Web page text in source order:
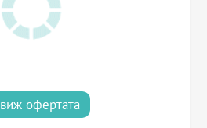
виж офертата